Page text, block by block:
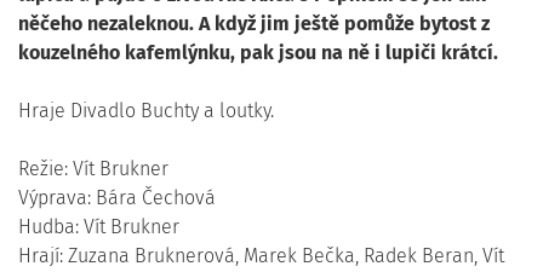
něčeho nezaleknou. A když jim ještě pomůže bytost z
kouzelného kafemlýnku, pak jsou na ně i lupiči krátcí.
Hraje Divadlo Buchty a loutky.
Režie: Vít Brukner
Výprava: Bára Čechová
Hudba: Vít Brukner
Hrají: Zuzana Bruknerová, Marek Bečka, Radek Beran, Vít